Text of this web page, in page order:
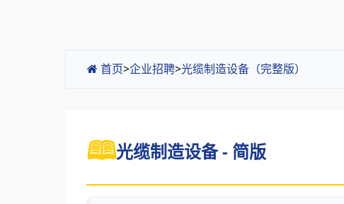
首页>企业招聘>光缆制造设备（完整版）
光缆制造设备 - 简版